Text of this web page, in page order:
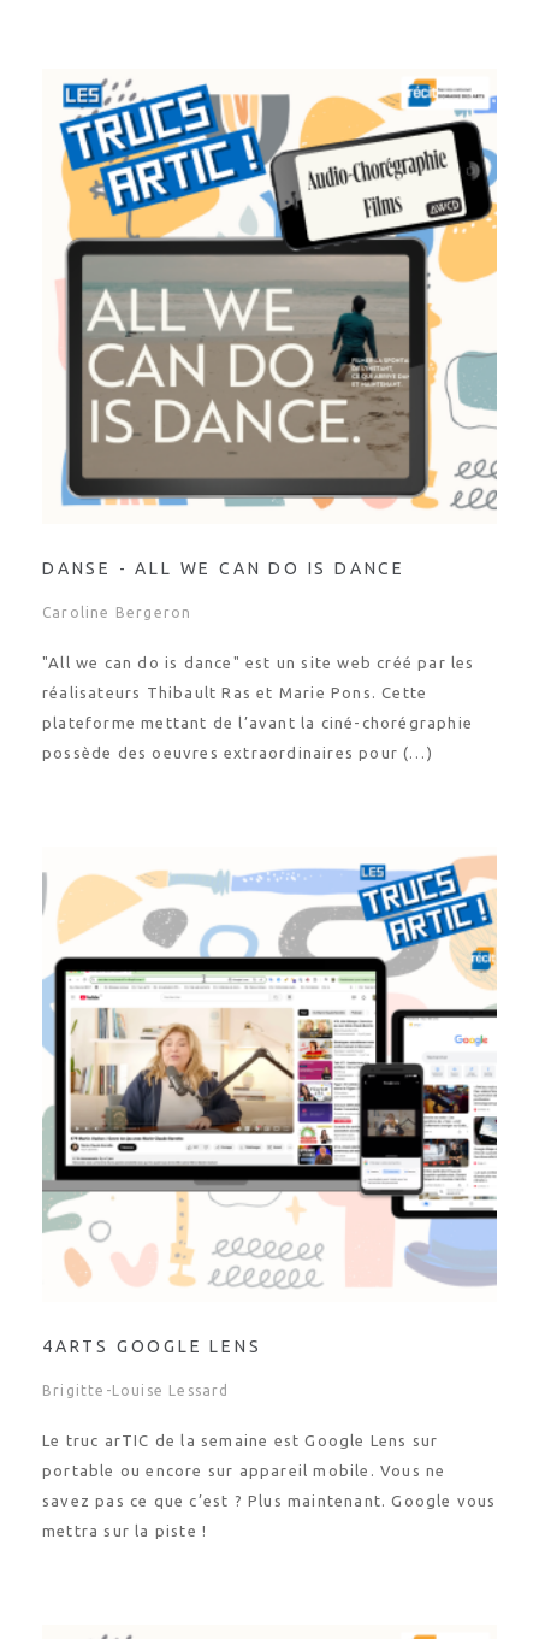
DANSE - ALL WE CAN DO IS DANCE
Caroline Bergeron
"All we can do is dance" est un site web créé par les
réalisateurs Thibault Ras et Marie Pons. Cette
plateforme mettant de l’avant la ciné-chorégraphie
possède des oeuvres extraordinaires pour (…)
4ARTS GOOGLE LENS
Brigitte-Louise Lessard
Le truc arTIC de la semaine est Google Lens sur
portable ou encore sur appareil mobile. Vous ne
savez pas ce que c’est ? Plus maintenant. Google vous
mettra sur la piste !